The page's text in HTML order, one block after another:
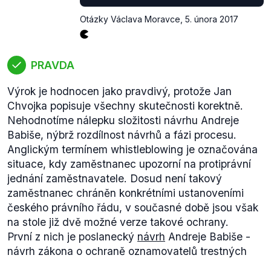
Otázky Václava Moravce 5. února 2017
PRAVDA
Výrok je hodnocen jako pravdivý, protože Jan
Chvojka popisuje všechny skutečnosti korektně.
Nehodnotíme nálepku složitosti návrhu Andreje
Babiše, nýbrž rozdílnost návrhů a fázi procesu.
Anglickým termínem whistleblowing je označována
situace, kdy zaměstnanec upozorní na protiprávní
jednání zaměstnavatele. Dosud není takový
zaměstnanec chráněn konkrétními ustanoveními
českého právního řádu, v současné době jsou však
na stole již dvě možné verze takové ochrany.
První z nich je poslanecký návrh Andreje Babiše -
návrh zákona o ochraně oznamovatelů trestných